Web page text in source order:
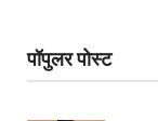
पॉपुलर पोस्ट